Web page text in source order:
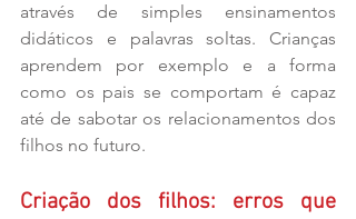
através de simples ensinamentos
didáticos e palavras soltas. Crianças
aprendem por exemplo e a forma
como os pais se comportam é capaz
até de sabotar os relacionamentos dos
filhos no futuro.
Criação dos filhos: erros que